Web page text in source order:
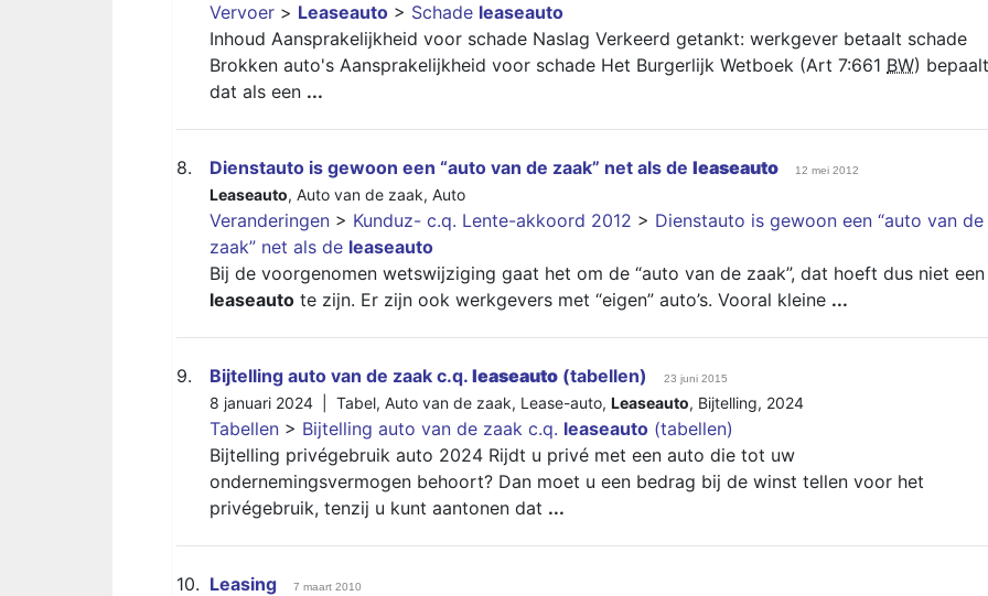
Vervoer > Leaseauto > Schade leaseauto
Inhoud Aansprakelijkheid voor schade Naslag Verkeerd getankt: werkgever betaalt schade
Brokken auto's Aansprakelijkheid voor schade Het Burgerlijk Wetboek (Art 7:661 BW) bepaalt
dat als een ...
8. Dienstauto is gewoon een “auto van de zaak” net als de leaseauto 12 mei 2012
Leaseauto, Auto van de zaak, Auto
Veranderingen > Kunduz- c.q. Lente-akkoord 2012 > Dienstauto is gewoon een “auto van de
zaak” net als de leaseauto
Bij de voorgenomen wetswijziging gaat het om de “auto van de zaak”, dat hoeft dus niet een
leaseauto te zijn. Er zijn ook werkgevers met “eigen” auto’s. Vooral kleine ...
9. Bijtelling auto van de zaak c.q. leaseauto (tabellen) 23 juni 2015
8 januari 2024 | Tabel, Auto van de zaak, Lease-auto, Leaseauto, Bijtelling, 2024
Tabellen > Bijtelling auto van de zaak c.q. leaseauto (tabellen)
Bijtelling privégebruik auto 2024 Rijdt u privé met een auto die tot uw
ondernemingsvermogen behoort? Dan moet u een bedrag bij de winst tellen voor het
privégebruik, tenzij u kunt aantonen dat ...
10. Leasing 7 maart 2010